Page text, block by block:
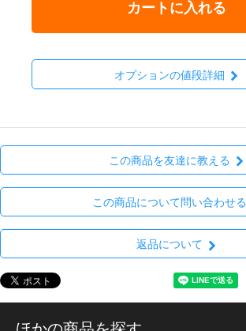
カートに入れる
オプションの値段詳細
この商品を友達に教える
この商品について問い合わせる
返品について